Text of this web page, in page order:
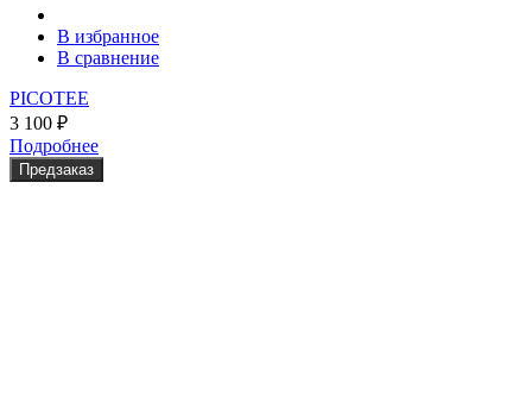
В избранное
В сравнение
PICOTEE
3 100 ₽
Подробнее
Предзаказ